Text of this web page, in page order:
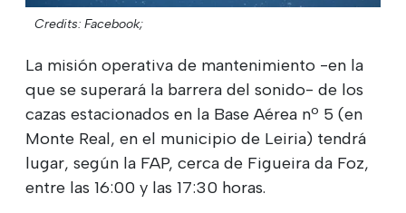
Credits: Facebook;
La misión operativa de mantenimiento -en la
que se superará la barrera del sonido- de los
cazas estacionados en la Base Aérea nº 5 (en
Monte Real, en el municipio de Leiria) tendrá
lugar, según la FAP, cerca de Figueira da Foz,
entre las 16:00 y las 17:30 horas.